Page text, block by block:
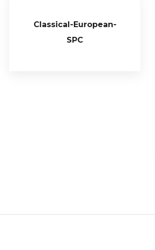
Classical-European-
SPC